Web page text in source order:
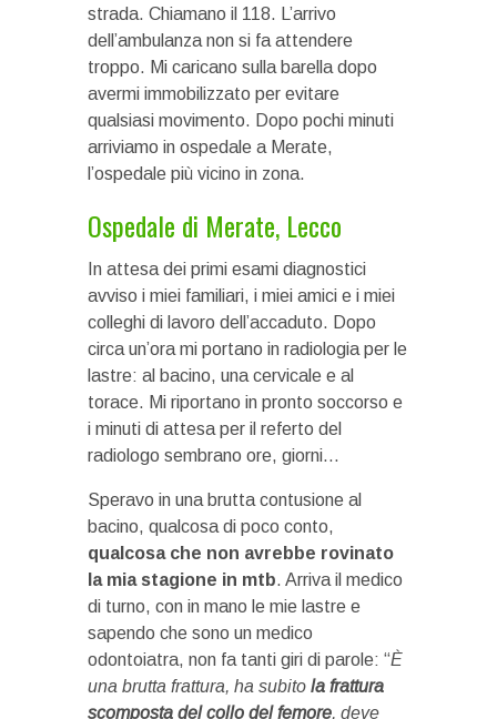
strada. Chiamano il 118. L’arrivo
dell’ambulanza non si fa attendere
troppo. Mi caricano sulla barella dopo
avermi immobilizzato per evitare
qualsiasi movimento. Dopo pochi minuti
arriviamo in ospedale a Merate,
l’ospedale più vicino in zona.
Ospedale di Merate, Lecco
In attesa dei primi esami diagnostici
avviso i miei familiari, i miei amici e i miei
colleghi di lavoro dell’accaduto. Dopo
circa un’ora mi portano in radiologia per le
lastre: al bacino, una cervicale e al
torace. Mi riportano in pronto soccorso e
i minuti di attesa per il referto del
radiologo sembrano ore, giorni…
Speravo in una brutta contusione al
bacino, qualcosa di poco conto,
qualcosa che non avrebbe rovinato
la mia stagione in mtb. Arriva il medico
di turno, con in mano le mie lastre e
sapendo che sono un medico
odontoiatra, non fa tanti giri di parole: “È
una brutta frattura, ha subito la frattura
scomposta del collo del femore, deve